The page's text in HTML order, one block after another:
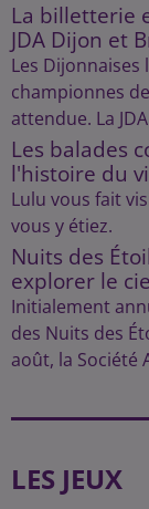
La billetterie
JDA Dijon et
Les
championnes
attendue. La
Les balades
l'histoire du
Lulu vous fait
vous y étiez.
Nuits des
explorer le
Initialement
des Nuits des
août, la Société
LES JEUX